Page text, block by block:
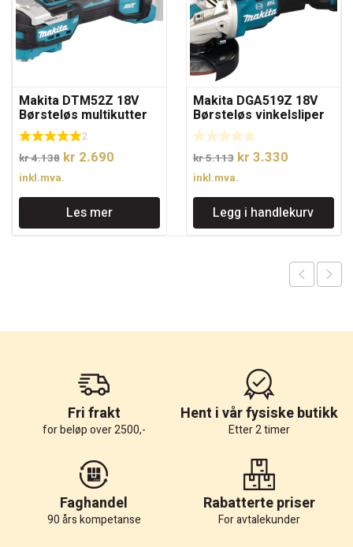
Makita DTM52Z 18V
Børsteløs multikutter
uten batteri
2
kr4.138 Opprinnelig
pris
var:
kr 4.138.
kr 2.690
er:
inkl.mva.
Les mer
Makita DGA519Z 18V
Børsteløs vinkelsliper
uten batteri 125mm
kr5.113 Opprinnelig
pris
var:
kr 5.113.
kr 3.330
er:
kr 3.330.
inkl.mva.
Legg i handlekurv
Fri frakt
for beløp over 2500,-
Hent i vår fysiske butikk
Etter 2 timer
Faghandel
90 års kompetanse
Rabatterte priser
For avtalekunder